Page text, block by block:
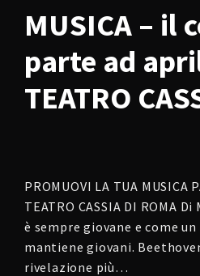
MUSICA – il
parte ad
TEATRO
PROMUOVI LA TUA MUSICA
TEATRO CASSIA DI ROMA
è sempre giovane e come
mantiene giovani.
rivelazione più…